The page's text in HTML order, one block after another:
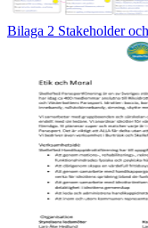
Bilaga 2 Stakeholder